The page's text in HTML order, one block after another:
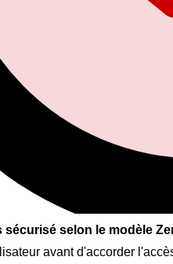
sécurisé selon le modèle
avant d'accorder